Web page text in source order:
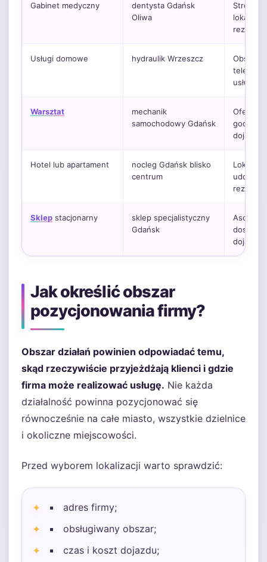
Gabinet medyczny
dentysta Gdańsk
Oliwa
Strony
Usługi domowe hydraulik Wrzeszcz
Obszar
telefon i
Warsztat
mechanik
samochodowy Gdańsk
Oferta,
godziny
dojazdu.
Hotel lub apartament
nocleg Gdańsk blisko
centrum
Sklep stacjonarny
sklep specjalistyczny
Gdańsk
dojazd.
Jak określić obszar
pozycjonowania firmy?
Obszar działań powinien odpowiadać temu,
skąd rzeczywiście przyjeżdżają klienci i gdzie
firma może realizować usługę. Nie każda
działalność powinna pozycjonować się
równocześnie na całe miasto, wszystkie dzielnice
i okoliczne miejscowości.
Przed wyborem lokalizacji warto sprawdzić:
adres firmy;
obsługiwany obszar;
czas i koszt dojazdu;